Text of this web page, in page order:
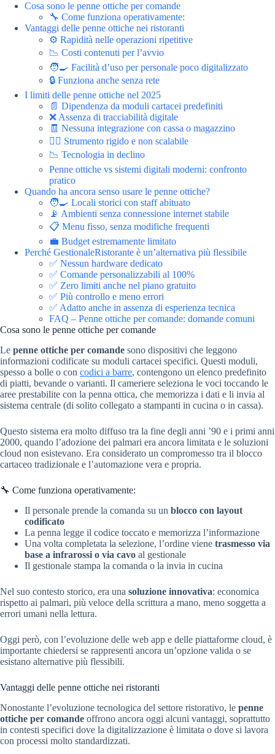
Cosa sono le penne ottiche per comande
🔧 Come funziona operativamente:
Vantaggi delle penne ottiche nei ristoranti
⚙️ Rapidità nelle operazioni ripetitive
📉 Costi contenuti per l’avvio
🧑‍🍳 Facilità d’uso per personale poco digitalizzato
🔒 Funziona anche senza rete
I limiti delle penne ottiche nel 2025
📄 Dipendenza da moduli cartacei predefiniti
❌ Assenza di tracciabilità digitale
🧾 Nessuna integrazione con cassa o magazzino
🧍‍♂️ Strumento rigido e non scalabile
📉 Tecnologia in declino
Penne ottiche vs sistemi digitali moderni: confronto
pratico
Quando ha ancora senso usare le penne ottiche?
🧑‍🍳 Locali storici con staff abituato
📡 Ambienti senza connessione internet stabile
📋 Menu fisso, senza modifiche frequenti
💼 Budget estremamente limitato
Perché GestionaleRistorante è un’alternativa più flessibile
✅ Nessun hardware dedicato
✅ Comande personalizzabili al 100%
✅ Zero limiti anche nel piano gratuito
✅ Più controllo e meno errori
✅ Adatto anche in assenza di esperienza tecnica
FAQ – Penne ottiche per comande: domande comuni
Cosa sono le penne ottiche per comande
Le penne ottiche per comande sono dispositivi che leggono
informazioni codificate su moduli cartacei specifici. Questi moduli,
spesso a bolle o con codici a barre, contengono un elenco predefinito
di piatti, bevande o varianti. Il cameriere seleziona le voci toccando le
aree prestabilite con la penna ottica, che memorizza i dati e li invia al
sistema centrale (di solito collegato a stampanti in cucina o in cassa).
Questo sistema era molto diffuso tra la fine degli anni ’90 e i primi anni
2000, quando l’adozione dei palmari era ancora limitata e le soluzioni
cloud non esistevano. Era considerato un compromesso tra il blocco
cartaceo tradizionale e l’automazione vera e propria.
🔧 Come funziona operativamente:
Il personale prende la comanda su un blocco con layout
codificato
La penna legge il codice toccato e memorizza l’informazione
Una volta completata la selezione, l’ordine viene trasmesso via
base a infrarossi o via cavo al gestionale
Il gestionale stampa la comanda o la invia in cucina
Nel suo contesto storico, era una soluzione innovativa: economica
rispetto ai palmari, più veloce della scrittura a mano, meno soggetta a
errori umani nella lettura.
Oggi però, con l’evoluzione delle web app e delle piattaforme cloud, è
importante chiedersi se rappresenti ancora un’opzione valida o se
esistano alternative più flessibili.
Vantaggi delle penne ottiche nei ristoranti
Nonostante l’evoluzione tecnologica del settore ristorativo, le penne
ottiche per comande offrono ancora oggi alcuni vantaggi, soprattutto
in contesti specifici dove la digitalizzazione è limitata o dove si lavora
con processi molto standardizzati.